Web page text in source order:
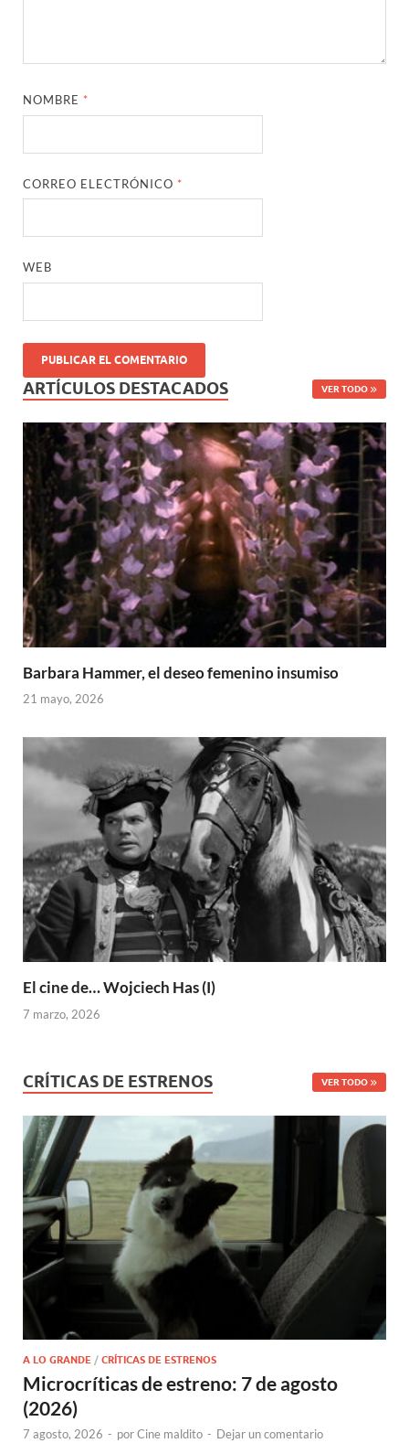
NOMBRE *
CORREO ELECTRÓNICO *
WEB
ARTÍCULOS DESTACADOS VER TODO
Barbara Hammer, el deseo femenino insumiso
21 mayo, 2026
El cine de… Wojciech Has (I)
7 marzo, 2026
CRÍTICAS DE ESTRENOS VER TODO
A LO GRANDE / CRÍTICAS DE ESTRENOS
Microcríticas de estreno: 7 de agosto
(2026)
7 agosto, 2026 - porCine maldito - Dejar un comentario